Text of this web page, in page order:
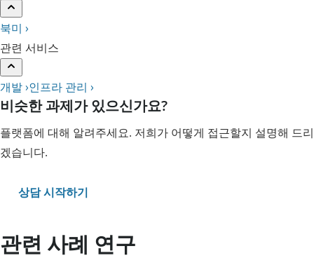
북미 ›
관련 서비스
개발 ›인프라 관리 ›
비슷한 과제가 있으신가요?
플랫폼에 대해 알려주세요. 저희가 어떻게 접근할지 설명해 드리
겠습니다.
상담 시작하기
관련 사례 연구